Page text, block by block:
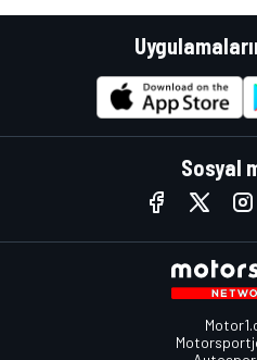
Sosyal